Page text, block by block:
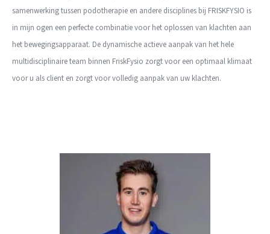
samenwerking tussen podotherapie en andere disciplines bij FRISKFYSIO is
in mijn ogen een perfecte combinatie voor het oplossen van klachten aan
het bewegingsapparaat. De dynamische actieve aanpak van het hele
multidisciplinaire team binnen FriskFysio zorgt voor een optimaal klimaat
voor u als client en zorgt voor volledig aanpak van uw klachten.